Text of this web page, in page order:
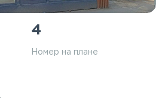
4
Номер на плане